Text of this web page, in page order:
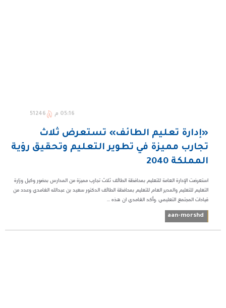
05:16 م 51246
«إدارة تعليم الطائف» تستعرض ثلاث
تجارب مميزة في تطوير التعليم وتحقيق رؤية
المملكة 2040
استعرضت الإدارة العامة للتعليم بمحافظة الطائف ثلاث تجارب مميزة من المدارس بحضور وكيل وزارة
التعليم للتعليم والمدير العام للتعليم بمحافظة الطائف الدكتور سعيد بن عبدالله الغامدي وعدد من
قيادات المجتمع التعليمي .وأكد الغامدي ان هذه ...
aan-morshd